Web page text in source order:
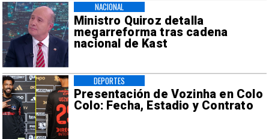
Ministro Quiroz detalla
megarreforma tras cadena
nacional de Kast
NACIONAL
Presentación de Vozinha en Colo
Colo: Fecha, Estadio y Contrato
DEPORTES